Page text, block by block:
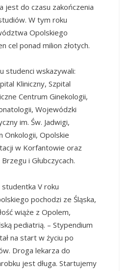
jest do czasu zakończenia
W tym roku
Opolskiego
cel ponad milion złotych.
studenci wskazywali:
Kliniczny, Szpital
Centrum Ginekologii,
Wojewódzki
im. Św. Jadwigi,
Onkologii, Opolskie
w Korfantowie oraz
i Głubczycach.
studentka V roku
pochodzi ze Śląska,
wiąże z Opolem,
pediatrią. – Stypendium
na start w życiu po
Droga lekarza do
jest długa. Startujemy